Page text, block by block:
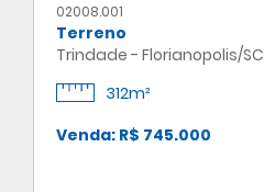
02008.001
Terreno
Trindade - Florianopolis/SC
312m²
Venda: R$ 745.000